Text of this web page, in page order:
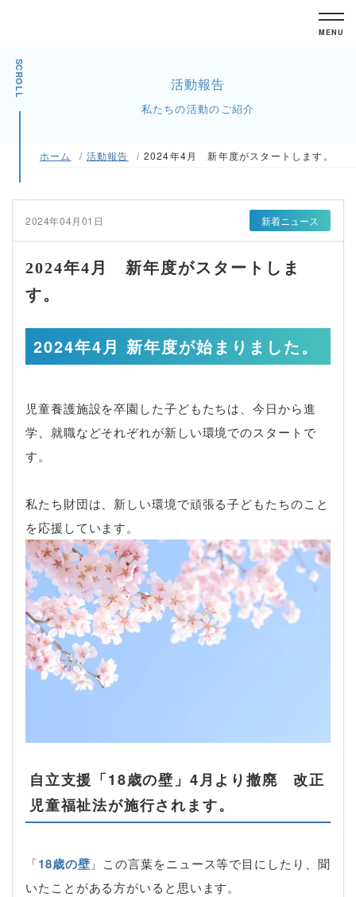
MENU
SCROLL 活動報告
私たちの活動のご紹介
ホーム 活動報告 2024年4月 新年度がスタートします。
2024年04月01日 新着ニュース
2024年4月 新年度がスタートしま
す。
2024年4月 新年度が始まりました。
児童養護施設を卒園した子どもたちは、今日から進
学、就職などそれぞれが新しい環境でのスタートで
す。
私たち財団は、新しい環境で頑張る子どもたちのこと
を応援しています。
自立支援「18歳の壁」4月より撤廃 改正
児童福祉法が施行されます。
「18歳の壁 」この言葉をニュース等で目にしたり、聞
いたことがある方がいると思います。